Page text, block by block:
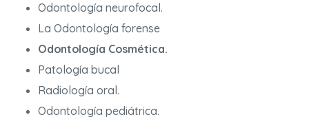
Odontología neurofocal.
La Odontología forense
Odontología Cosmética.
Patología bucal
Radiología oral.
Odontología pediátrica.